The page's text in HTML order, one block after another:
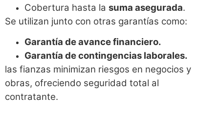
Cobertura hasta la suma asegurada.
Se utilizan junto con otras garantías como:
Garantía de avance financiero.
Garantía de contingencias laborales.
las fianzas minimizan riesgos en negocios y
obras, ofreciendo seguridad total al
contratante.